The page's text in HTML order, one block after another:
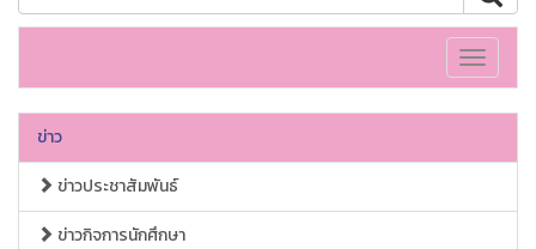
Toggle
ข่าว
ข่าวประชาสัมพันธ์
ข่าวกิจการนักศึกษา